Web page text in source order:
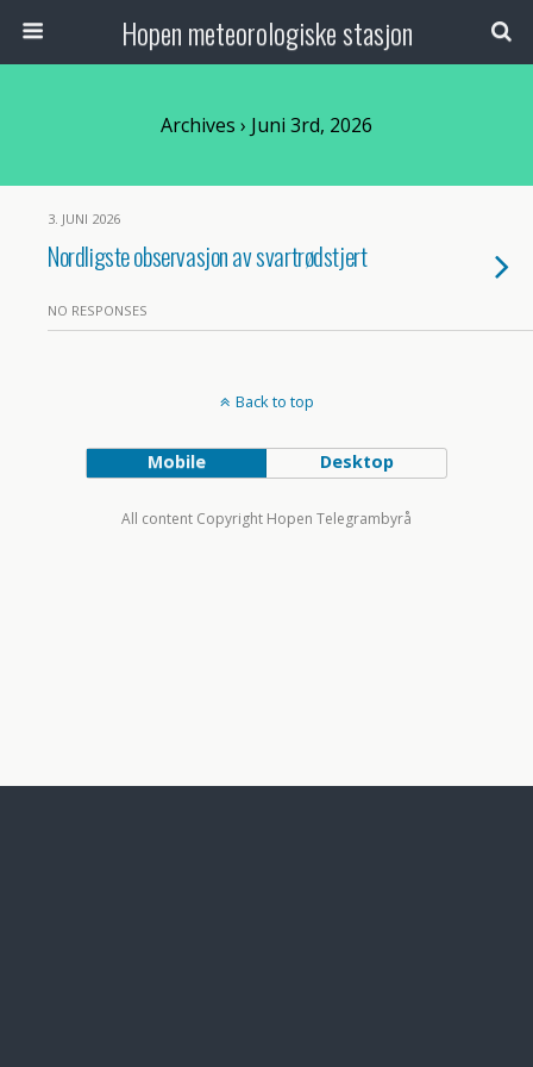
Hopen meteorologiske stasjon
Archives › Juni 3rd, 2026
3. JUNI 2026
Nordligste observasjon av svartrødstjert
NO RESPONSES
Back to top
Mobile Desktop
All content Copyright Hopen Telegrambyrå